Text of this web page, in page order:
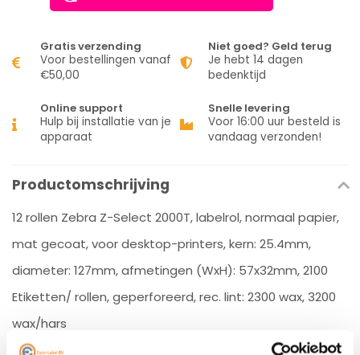
Gratis verzending
Voor bestellingen vanaf
€50,00
Niet goed? Geld terug
Je hebt 14 dagen
bedenktijd
Online support
Hulp bij installatie van je
apparaat
Snelle levering
Voor 16:00 uur besteld is
vandaag verzonden!
Productomschrijving
12 rollen Zebra Z-Select 2000T, labelrol, normaal papier,
mat gecoat, voor desktop-printers, kern: 25.4mm,
diameter: 127mm, afmetingen (WxH): 57x32mm, 2100
Etiketten/ rollen, geperforeerd, rec. lint: 2300 wax, 3200
wax/hars